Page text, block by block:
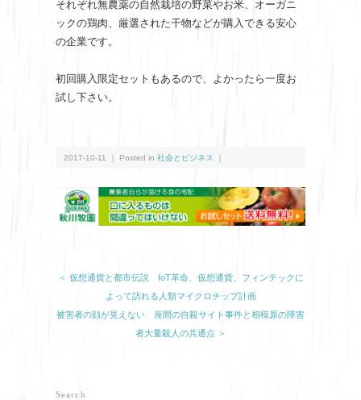
それぞれ無農薬の自然栽培の野菜やお米、オーガニ
ックの鶏肉、厳選された干物などが購入できる安心
の企業です。
初回購入限定セットもあるので、よかったら一度お
試し下さい。
2017-10-11 ｜ Posted in 社会とビジネス
＜ 仮想通貨と都市伝説 IoT革命、仮想通貨、フィンテックに
よって訪れる人類マイクロチップ計画
被害者の顔が見えない 座間の自殺サイト事件と相模原の障害
者大量殺人の共通点 ＞
Search